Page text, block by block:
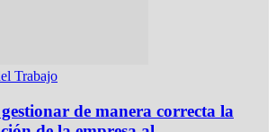
Trabajo
de manera correcta la